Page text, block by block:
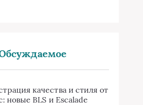
качества и стиля от
новые BLS и Escalade